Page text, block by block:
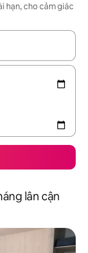
hạn, cho cảm giác
mũi tên lên và
lân cận